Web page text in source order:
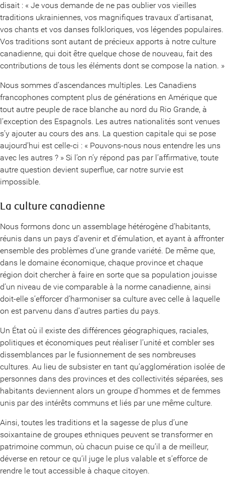
disait : « Je vous demande de ne pas oublier vos vieilles
traditions ukrainiennes, vos magnifiques travaux d’artisanat,
vos chants et vos danses folkloriques, vos légendes populaires.
Vos traditions sont autant de précieux apports à notre culture
canadienne, qui doit être quelque chose de nouveau, fait des
contributions de tous les éléments dont se compose la nation. »
Nous sommes d’ascendances multiples. Les Canadiens
francophones comptent plus de générations en Amérique que
tout autre peuple de race blanche au nord du Rio Grande, à
l’exception des Espagnols. Les autres nationalités sont venues
s’y ajouter au cours des ans. La question capitale qui se pose
aujourd’hui est celle-ci : « Pouvons-nous nous entendre les uns
avec les autres ? » Si l’on n’y répond pas par l’affirmative, toute
autre question devient superflue, car notre survie est
impossible.
La culture canadienne
Nous formons donc un assemblage hétérogène d’habitants,
réunis dans un pays d’avenir et d’émulation, et ayant à affronter
ensemble des problèmes d’une grande variété. De même que,
dans le domaine économique, chaque province et chaque
région doit chercher à faire en sorte que sa population jouisse
d’un niveau de vie comparable à la norme canadienne, ainsi
doit-elle s’efforcer d’harmoniser sa culture avec celle à laquelle
on est parvenu dans d’autres parties du pays.
Un État où il existe des différences géographiques, raciales,
politiques et économiques peut réaliser l’unité et combler ses
dissemblances par le fusionnement de ses nombreuses
cultures. Au lieu de subsister en tant qu’agglomération isolée de
personnes dans des provinces et des collectivités séparées, ses
habitants deviennent alors un groupe d’hommes et de femmes
unis par des intérêts communs et liés par une même culture.
Ainsi, toutes les traditions et la sagesse de plus d’une
soixantaine de groupes ethniques peuvent se transformer en
patrimoine commun, où chacun puise ce qu’il a de meilleur,
déverse en retour ce qu’il juge le plus valable et s’efforce de
rendre le tout accessible à chaque citoyen.